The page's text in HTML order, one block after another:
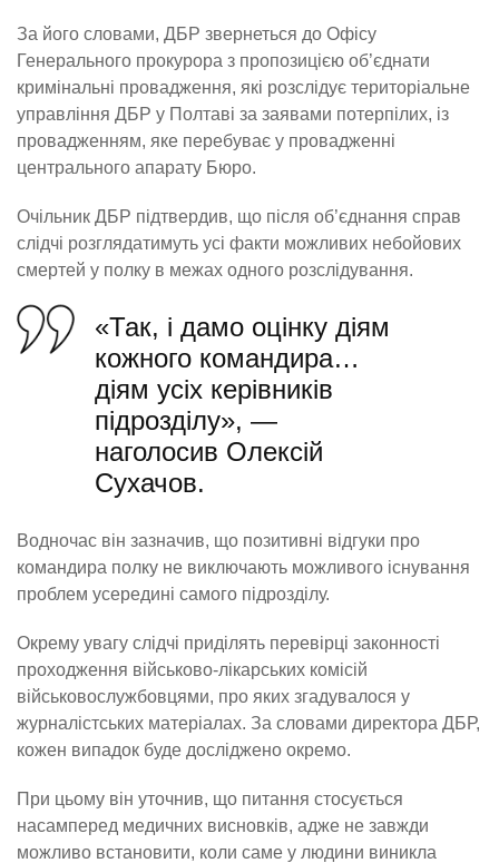
За його словами, ДБР звернеться до Офісу
Генерального прокурора з пропозицією об’єднати
кримінальні провадження, які розслідує територіальне
управління ДБР у Полтаві за заявами потерпілих, із
провадженням, яке перебуває у провадженні
центрального апарату Бюро.
Очільник ДБР підтвердив, що після об’єднання справ
слідчі розглядатимуть усі факти можливих небойових
смертей у полку в межах одного розслідування.
«Так, і дамо оцінку діям
кожного командира…
діям усіх керівників
підрозділу», —
наголосив Олексій
Сухачов.
Водночас він зазначив, що позитивні відгуки про
командира полку не виключають можливого існування
проблем усередині самого підрозділу.
Окрему увагу слідчі приділять перевірці законності
проходження військово-лікарських комісій
військовослужбовцями, про яких згадувалося у
журналістських матеріалах. За словами директора ДБР,
кожен випадок буде досліджено окремо.
При цьому він уточнив, що питання стосується
насамперед медичних висновків, адже не завжди
можливо встановити, коли саме у людини виникла